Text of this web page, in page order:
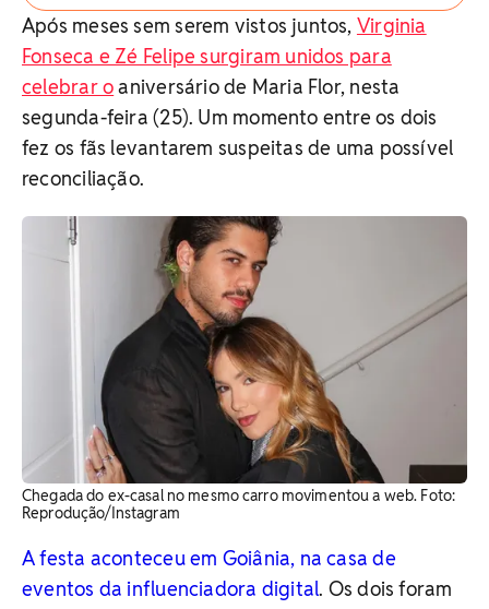
Após meses sem serem vistos juntos, Virginia
Fonseca e Zé Felipe surgiram unidos para
celebrar oaniversário de Maria Flor, nesta
segunda-feira (25). Um momento entre os dois
fez os fãs levantarem suspeitas de uma possível
reconciliação.
Chegada do ex-casal no mesmo carro movimentou a web. ​Foto:
Reprodução/Instagram
A festa aconteceu em Goiânia, na casa de
eventos da influenciadora digital. Os dois foram